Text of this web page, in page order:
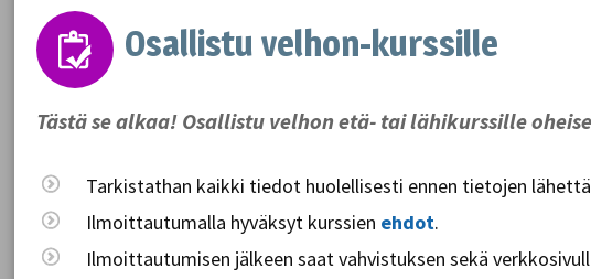
Osallistu velhon-kurssille
Tästä se alkaa! Osallistu velhon etä- tai lähikurssille
Tarkistathan kaikki tiedot huolellisesti ennen tietojen
Ilmoittautumalla hyväksyt kurssien ehdot.
Ilmoittautumisen jälkeen saat vahvistuksen sekä